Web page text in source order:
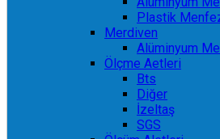
Plastik
Merdiven
Alüminyum
Ölçme Aetleri
Bts
Diğer
İzeltaş
SGS